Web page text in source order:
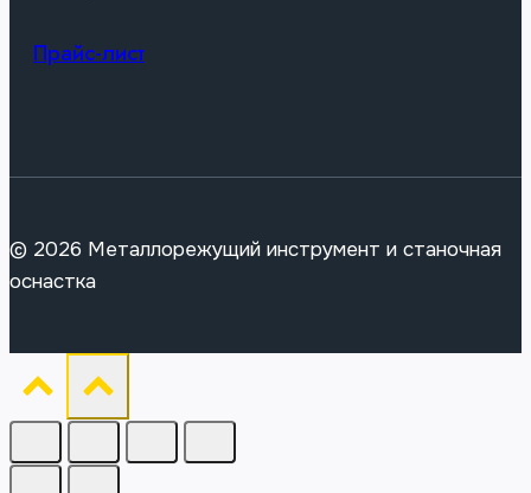
Прайс-лист
© 2026 Металлорежущий инструмент и станочная
оснастка